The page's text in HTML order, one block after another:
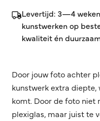
Levertijd: 3—4
kunstwerken op
kwaliteit én
Door jouw foto achter
kunstwerk extra
komt. Door de foto niet
plexiglas, maar juist te